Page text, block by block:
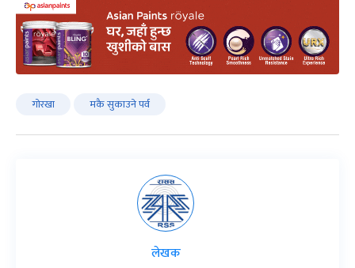
गोरखा मकै सुकाउने पर्व
लेखक